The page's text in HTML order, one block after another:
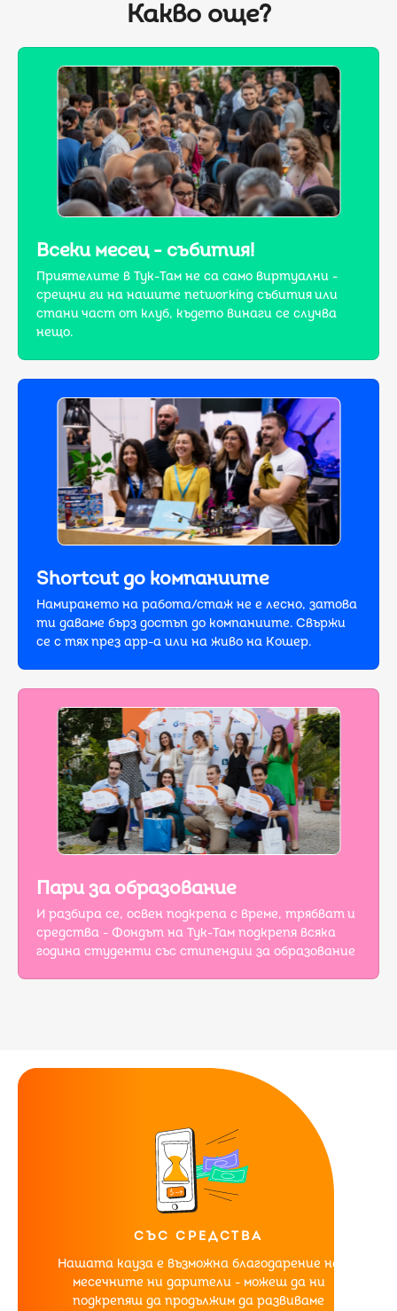
Какво още?
Всеки месец - събития!
Приятелите в Тук-Там не са само виртуални -
срещни ги на нашите networking събития или
стани част от клуб, където винаги се случва
нещо.
Shortcut до компаниите
Намирането на работа/стаж не е лесно, затова
ти даваме бърз достъп дo компаниите. Свържи
се с тях през app-a или на живо на Кошер.
Пари за образование
И разбира се, освен подкрепа с време, трябват и
средства - Фондът на Тук-Там подкрепя всяка
година студенти със стипендии за образование
СЪС СРЕДСТВА
Нашата кауза е възможна благодарение на
месечните ни дарители - можеш да ни
подкрепяш да продължим да развиваме